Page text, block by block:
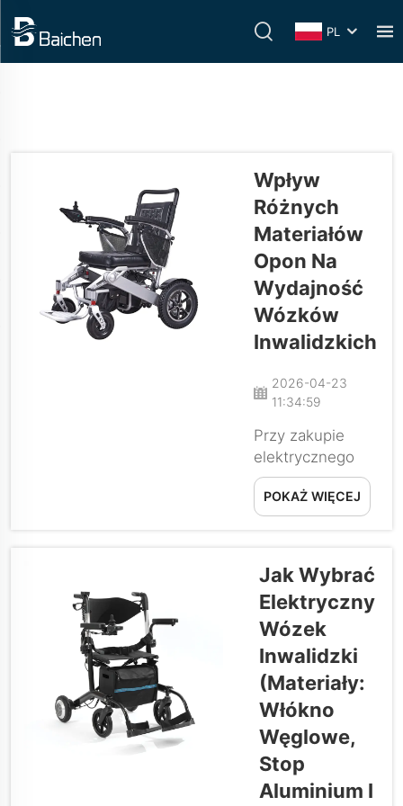
PL
Wpływ
Różnych
Materiałów
Opon Na
Wydajność
Wózków
Inwalidzkich
2026-04-23
11:34:59
Przy zakupie
elektrycznego
wózka
inwalidzkiego lub
skutera
głównym
czynnikiem
rozważanym
przez większość
kupujących jest
materiał ramy lub
akumulator.
Jednak materiał
opon również
odgrywa
kluczową rolę:
wpływa na opór
POKAŻ WIĘCEJ
Jak Wybrać
Elektryczny
Wózek
Inwalidzki
(materiały:
Włókno
Węglowe,
Stop
Aluminium I